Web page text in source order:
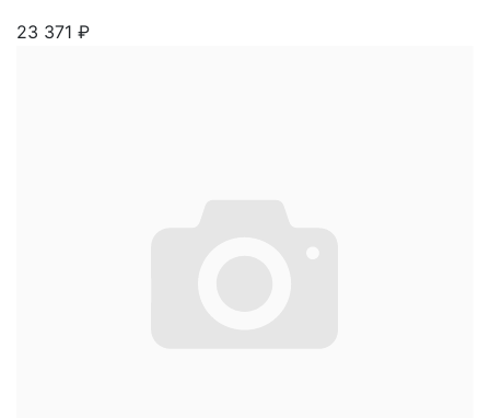
23 371 ₽